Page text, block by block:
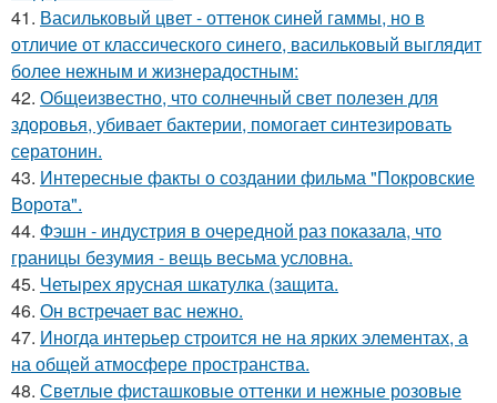
41. Васильковый цвет - оттенок синей гаммы, но в
отличие от классического синего, васильковый выглядит
более нежным и жизнерадостным:
42. Общеизвестно, что солнечный свет полезен для
здоровья, убивает бактерии, помогает синтезировать
сератонин.
43. Интересные факты о создании фильма "Покровские
Ворота".
44. Фэшн - индустрия в очередной раз показала, что
границы безумия - вещь весьма условна.
45. Четырех ярусная шкатулка (защита.
46. Он встречает вас нежно.
47. Иногда интерьер строится не на ярких элементах, а
на общей атмосфере пространства.
48. Светлые фисташковые оттенки и нежные розовые